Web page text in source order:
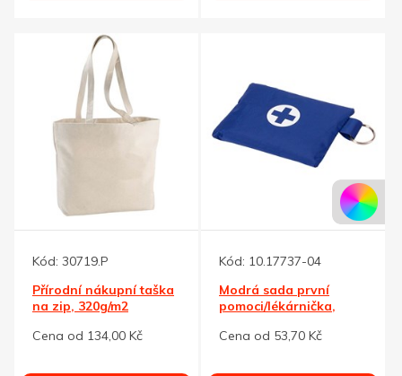
Kód: 30719.P
Přírodní nákupní taška
na zip, 320g/m2
Cena od 134,00 Kč
Kód: 10.17737-04
Modrá sada první
pomoci/lékárnička,
Cena od 53,70 Kč